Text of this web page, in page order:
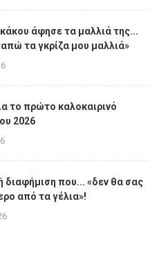
άφησε τα μαλλιά της...
τα γκρίζα μου μαλλιά»
το πρώτο καλοκαιρινό
2026
διαφήμιση που... «δεν θα σας
από τα γέλια»!